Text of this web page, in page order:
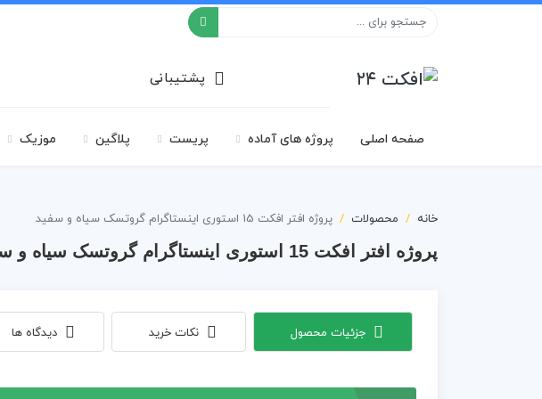
پشتیبانی
صفحه اصلی پروژه های آماده پریست پلاگین موزیک
خانه محصولات پروژه افتر افکت 15 استوری اینستاگرام گروتسک سیاه و سفید
پروژه افتر افکت 15 استوری اینستاگرام گروتسک سیاه و سفید
جزئیات محصول نکات خرید دیدگاه ها